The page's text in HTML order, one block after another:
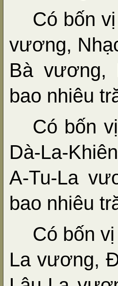
Có bốn
vương,
Bà vương,
bao nhiêu
Có bốn
Dà-La-
A-Tu-La
bao nhiêu
Có bốn
La vương,